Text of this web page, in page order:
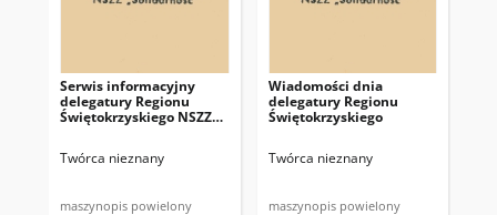
Serwis informacyjny
delegatury Regionu
Świętokrzyskiego NSZZ
Twórca nieznany
maszynopis powielony
Wiadomości dnia
delegatury Regionu
Świętokrzyskiego
Twórca nieznany
maszynopis powielony